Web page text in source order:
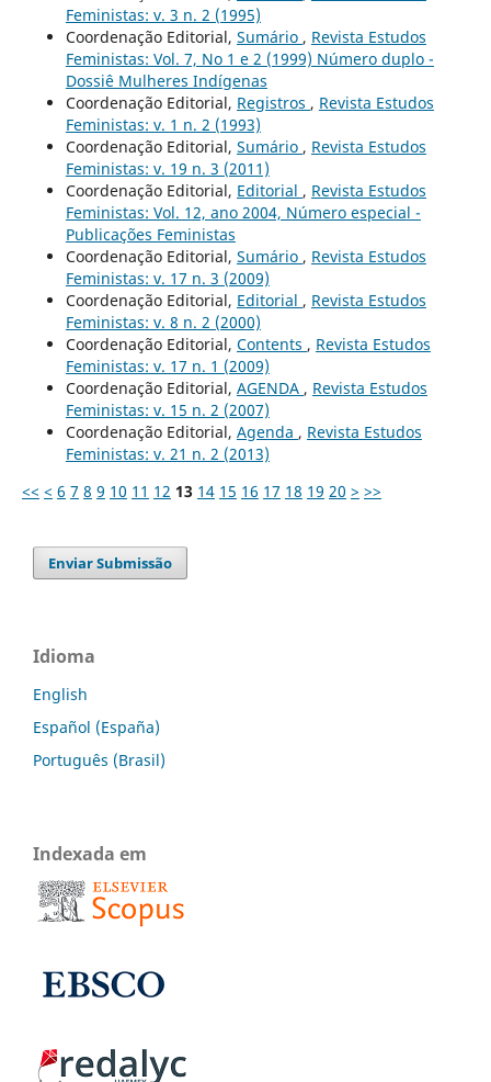
Feministas: v. 3 n. 2 (1995)
Coordenação Editorial, Sumário , Revista Estudos
Feministas: Vol. 7, No 1 e 2 (1999) Número duplo -
Dossiê Mulheres Indígenas
Coordenação Editorial, Registros , Revista Estudos
Feministas: v. 1 n. 2 (1993)
Coordenação Editorial, Sumário , Revista Estudos
Feministas: v. 19 n. 3 (2011)
Coordenação Editorial, Editorial , Revista Estudos
Feministas: Vol. 12, ano 2004, Número especial -
Publicações Feministas
Coordenação Editorial, Sumário , Revista Estudos
Feministas: v. 17 n. 3 (2009)
Coordenação Editorial, Editorial , Revista Estudos
Feministas: v. 8 n. 2 (2000)
Coordenação Editorial, Contents , Revista Estudos
Feministas: v. 17 n. 1 (2009)
Coordenação Editorial, AGENDA , Revista Estudos
Feministas: v. 15 n. 2 (2007)
Coordenação Editorial, Agenda , Revista Estudos
Feministas: v. 21 n. 2 (2013)
<< < 6 7 8 9 10 11 12 13 14 15 16 17 18 19 20 > >>
Enviar Submissão
Idioma
English
Español (España)
Português (Brasil)
Indexada em